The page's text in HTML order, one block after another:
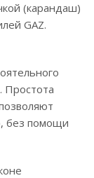
(карандаш)
GAZ.
Простота
без помощи